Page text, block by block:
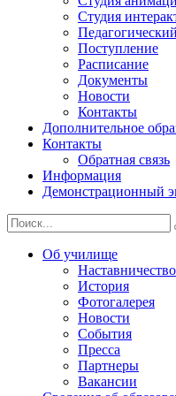
Студия
Поступление
Расписание
Документы
Новости
Контакты
Дополнительное
Контакты
Обратная связь
Информация
Демонстрационный
Об училище
Наставничество
История
Фотогалерея
Новости
События
Пресса
Партнеры
Вакансии